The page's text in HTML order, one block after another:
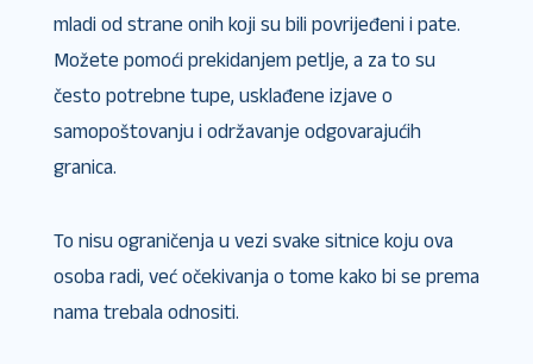
mladi od strane onih koji su bili povrijeđeni i pate.
Možete pomoći prekidanjem petlje, a za to su
često potrebne tupe, usklađene izjave o
samopoštovanju i održavanje odgovarajućih
granica.
To nisu ograničenja u vezi svake sitnice koju ova
osoba radi, već očekivanja o tome kako bi se prema
nama trebala odnositi.